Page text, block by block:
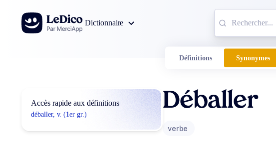
Aller au contenu
Dictionnaire
Définitions Synonymes
Accès rapide aux définitions
déballer, v. (1er gr.)
Déballer
verbe